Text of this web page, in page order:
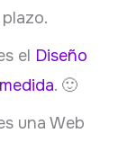
el Diseño
. 🙂
una Web